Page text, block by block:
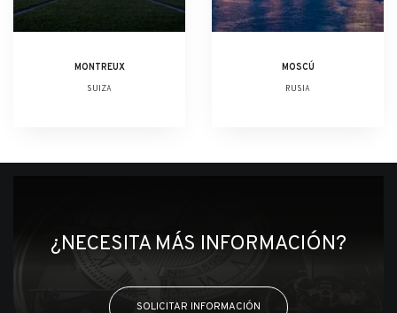
MONTREUX
SUIZA
MOSCÚ
RUSIA
¿NECESITA MÁS INFORMACIÓN?
SOLICITAR INFORMACIÓN